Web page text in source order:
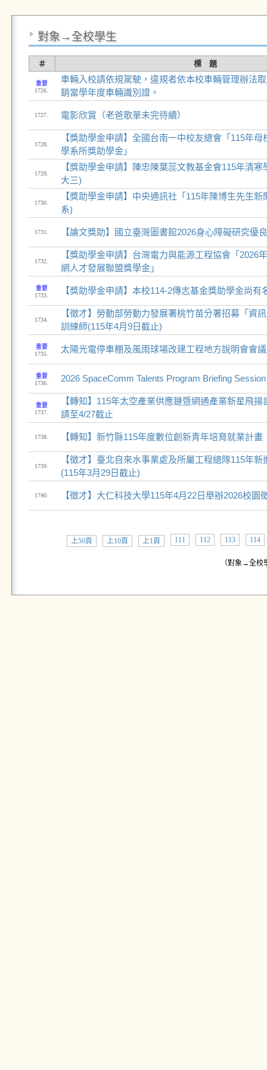
對象→全校學生
＃ 標 題
重要
1726.
車輛入校請依規駕駛，違規者依本校車輛管理辦法
銷當學年度車輛識別證。
1727. 電影欣賞（老爸歌單未完待續）
1728.
【獎助學金申請】全國台南一中校友總會「115年
學系所獎助學金」
1729.
【獎助學金申請】陳忠陳葉蕊文教基金會115年清
大三)
1730.
【獎助學金申請】中央通訊社「115年陳博生先生
系)
1731. 【論文獎助】國立臺灣圖書館2026身心障礙研究優
1732.
【獎助學金申請】台灣電力與能源工程協會「2026
網人才發展聯盟獎學金」
重要
1733.
【獎助學金申請】本校114-2傳志基金獎助學金尚有
1734.
【徵才】勞動部勞動力發展署桃竹苗分署招募「資
訓練師(115年4月9日截止)
重要
1735.
太陽光電停車棚及風雨球場改建工程地方說明會會
重要
1736.
2026 SpaceComm Talents Program Briefing Session
重要
1737.
【轉知】115年太空產業供應鏈暨網通產業新星飛
請至4/27截止
1738. 【轉知】新竹縣115年度數位創新青年培育就業計畫
1739.
【徵才】臺北自來水事業處及所屬工程總隊115年
(115年3月29日截止)
1740. 【徵才】大仁科技大學115年4月22日舉辦2026校園
上50頁 上10頁 上1頁 111 112 113 114
（對象→全校